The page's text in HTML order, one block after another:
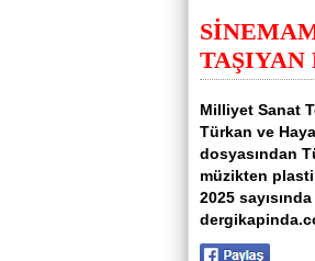
Milliyet Sanat
Türkan ve
dosyasından
müzikten
2025